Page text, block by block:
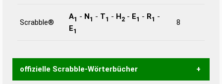
Scrabble®
A1 - N1 - T1 - H2 - E1 - R1 -
E1
8
offizielle Scrabble-Wörterbücher